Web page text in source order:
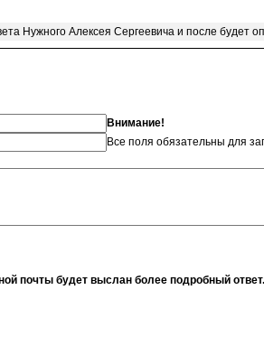
Нужного Алексея Сергеевича и после будет
Внимание!
Все поля обязательны для
почты будет выслан более подробный ответ.